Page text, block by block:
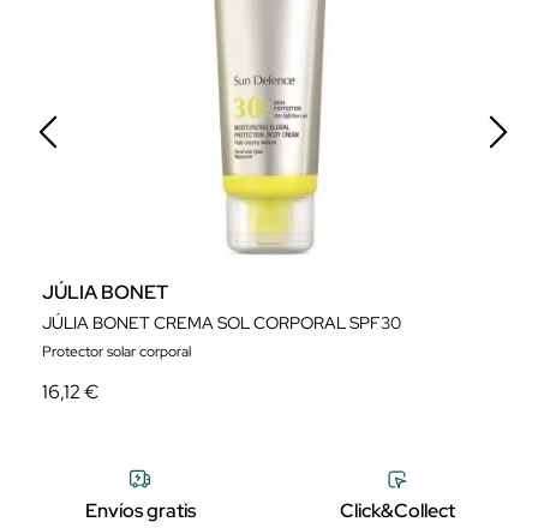
JÚLIA BONET
JÚLIA BONET CREMA SOL CORPORAL SPF30
Protector solar corporal
16,12 €
Envíos gratis Click&Collect